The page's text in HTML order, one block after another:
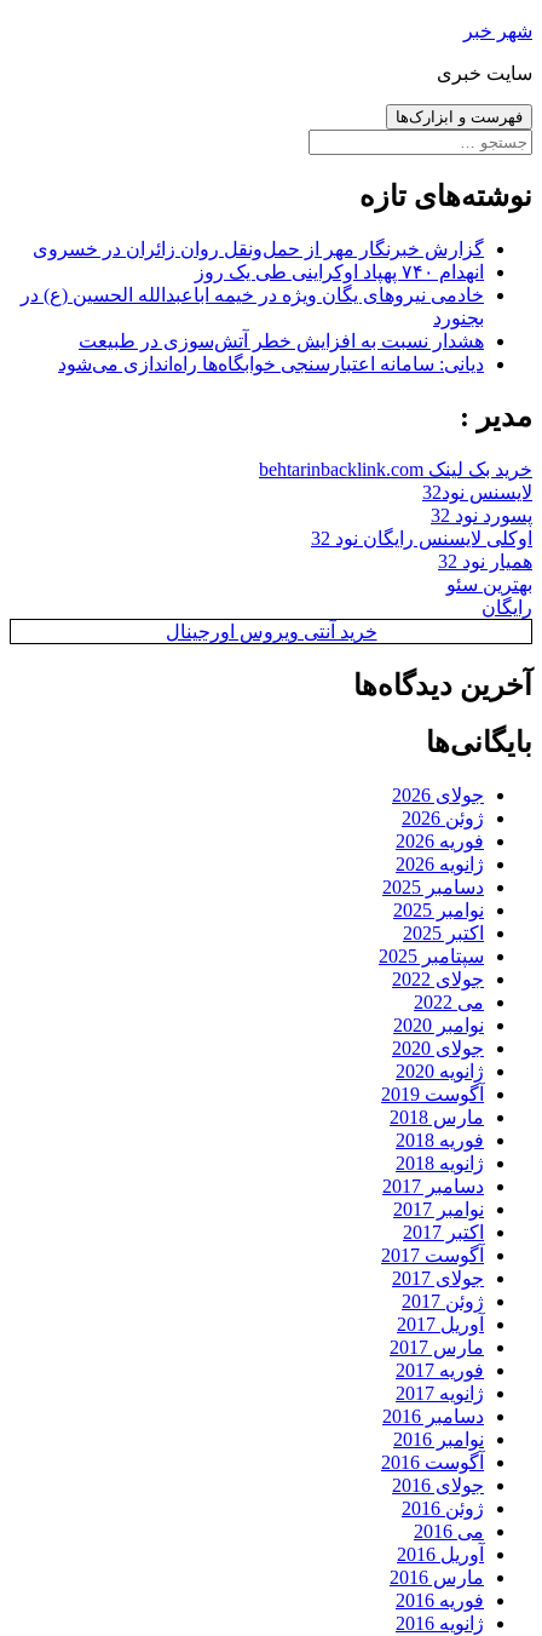
رفتن
نوشته‌ها
شهر خبر
سایت خبری
فهرست و ابزارک‌ها
جستجو
نوشته‌های تازه
گزارش خبرنگار مهر از حمل‌ونقل روان زائران در خسروی
انهدام ۷۴۰ پهپاد اوکراینی طی یک روز
خادمی نیروهای یگان ویژه در خیمه اباعبدالله الحسین (ع) در
بجنورد
هشدار نسبت به افزایش خطر آتش‌سوزی در طبیعت
دیانی: سامانه اعتبارسنجی خوابگاه‌ها راه‌اندازی می‌شود
مدیر :
خرید بک لینک behtarinbacklink.com
لایسنس نود32
پسورد نود 32
اوکلی لایسنس رایگان نود 32
همیار نود 32
بهترین سئو
رایگان
خرید آنتی ویروس اورجینال
آخرین دیدگاه‌ها
بایگانی‌ها
جولای 2026
ژوئن 2026
فوریه 2026
ژانویه 2026
دسامبر 2025
نوامبر 2025
اکتبر 2025
سپتامبر 2025
جولای 2022
می 2022
نوامبر 2020
جولای 2020
ژانویه 2020
آگوست 2019
مارس 2018
فوریه 2018
ژانویه 2018
دسامبر 2017
نوامبر 2017
اکتبر 2017
آگوست 2017
جولای 2017
ژوئن 2017
آوریل 2017
مارس 2017
فوریه 2017
ژانویه 2017
دسامبر 2016
نوامبر 2016
آگوست 2016
جولای 2016
ژوئن 2016
می 2016
آوریل 2016
مارس 2016
فوریه 2016
ژانویه 2016